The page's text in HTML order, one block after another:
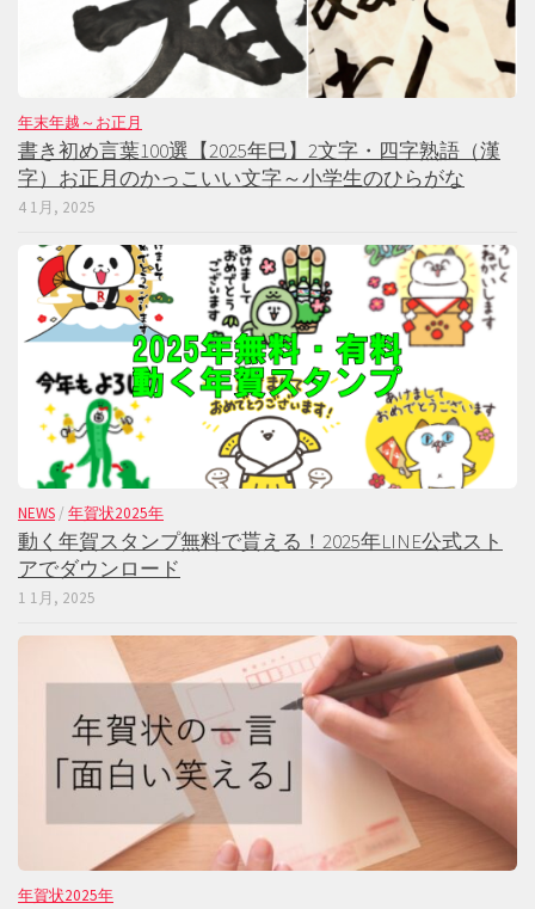
年末年越～お正月
書き初め言葉100選【2025年巳】2文字・四字熟語（漢
字）お正月のかっこいい文字～小学生のひらがな
4 1月, 2025
NEWS/ 年賀状2025年
動く年賀スタンプ無料で貰える！2025年LINE公式スト
アでダウンロード
1 1月, 2025
年賀状2025年